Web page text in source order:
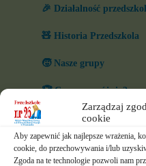
Zarządzaj
cookie
Aby zapewnić jak najlepsze wrażenia,
cookie, do przechowywania i/lub
Zgoda na te technologie pozwoli nam
🎉 Działalność
🧸 Historia Przedszkola
🧒 Nasze grupy
🏆 Co nas wyróżnia?
🎨 W naszym przedszkolu
⏲️ Ramowy rozkład dnia